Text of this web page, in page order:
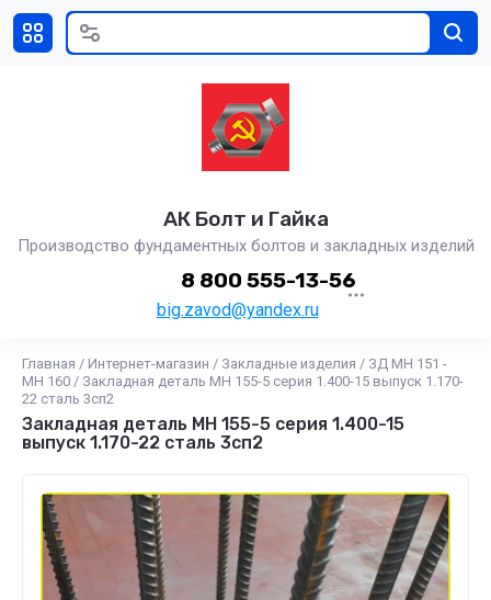
АК Болт и Гайка
Производство фундаментных болтов и закладных изделий
big.zavod@yandex.ru
8 800 555-13-56
Главная / Интернет-магазин / Закладные изделия / ЗД МН 151 -
МН 160 / Закладная деталь МН 155-5 серия 1.400-15 выпуск 1.170-
22 сталь 3сп2
Закладная деталь МН 155-5 серия 1.400-15
выпуск 1.170-22 сталь 3сп2